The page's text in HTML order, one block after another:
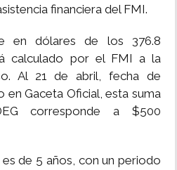
financiera del FMI.
en dólares de los 376.8
calculado por el FMI a la
Al 21 de abril, fecha de
en Gaceta Oficial, esta suma
corresponde a $500
de 5 años, con un periodo